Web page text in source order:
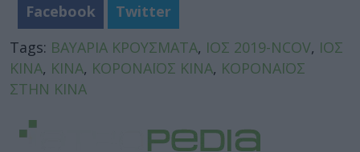
Facebook
Twitter
Tags: ΒΑΥΑΡΙΑ ΚΡΟΥΣΜΑΤΑ, ΙΟΣ 2019-NCOV, ΙΟΣ
ΚΙΝΑ, ΚΙΝΑ, ΚΟΡΟΝΑΪΟΣ ΚΙΝΑ, ΚΟΡΟΝΑΪΟΣ
ΣΤΗΝ ΚΙΝΑ